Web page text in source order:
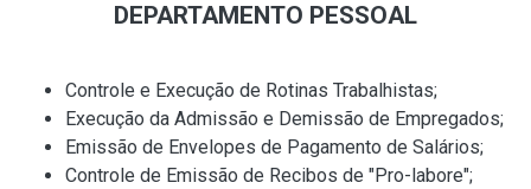
DEPARTAMENTO PESSOAL
Controle e Execução de Rotinas Trabalhistas;
Execução da Admissão e Demissão de Empregados;
Emissão de Envelopes de Pagamento de Salários;
Controle de Emissão de Recibos de "Pro-labore";